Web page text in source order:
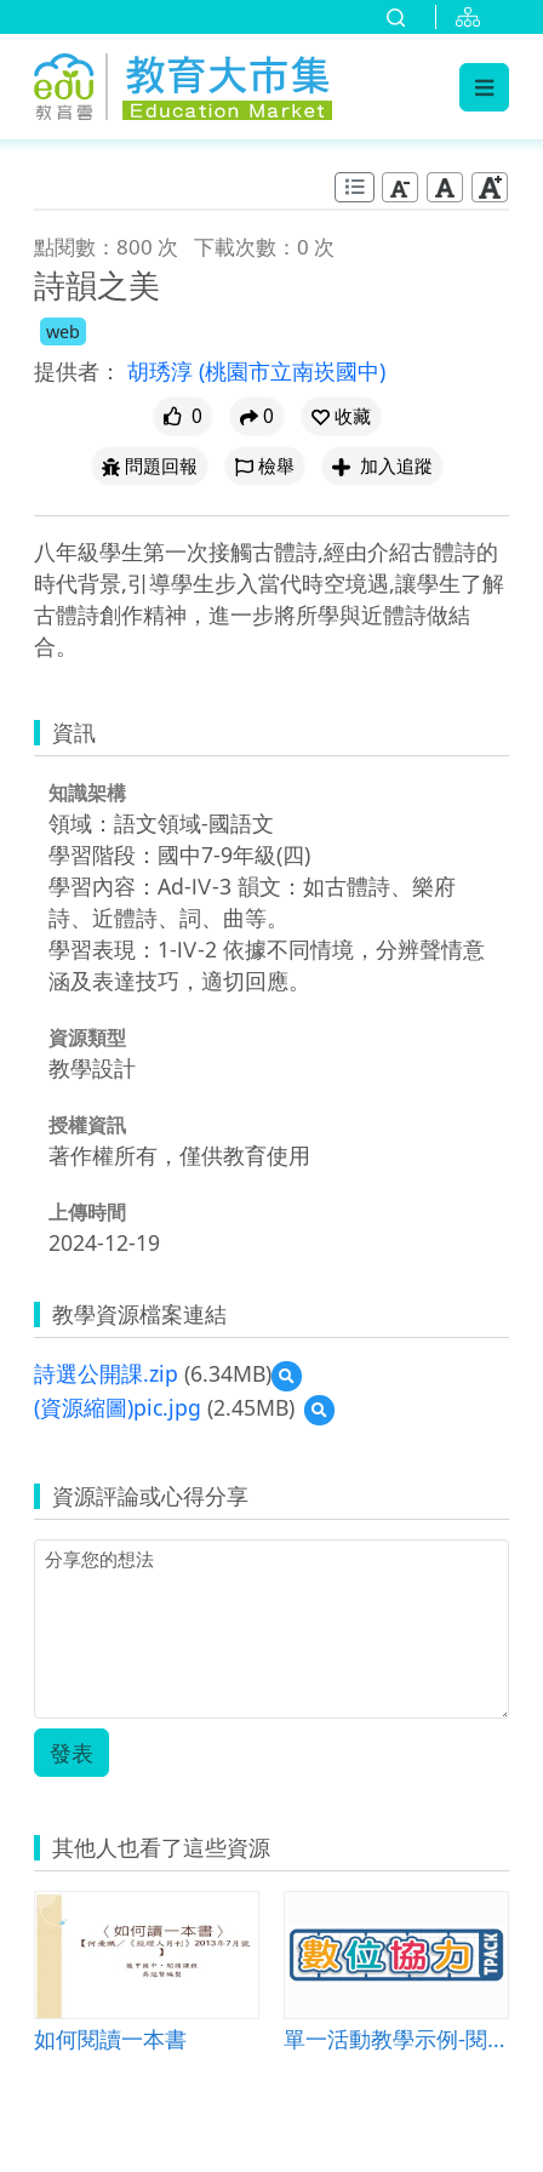
點閱數：800 次 下載次數：0 次
詩韻之美
web
提供者： 胡琇淳 (桃園市立南崁國中)
0 0
收藏
問題回報
檢舉 加入追蹤
八年級學生第一次接觸古體詩,經由介紹古體詩的
時代背景,引導學生步入當代時空境遇,讓學生了解
古體詩創作精神，進一步將所學與近體詩做結
合。
資訊
知識架構
領域：語文領域-國語文
學習階段：國中7-9年級(四)
學習內容：Ad-Ⅳ-3 韻文：如古體詩、樂府
詩、近體詩、詞、曲等。
學習表現：1-Ⅳ-2 依據不同情境，分辨聲情意
涵及表達技巧，適切回應。
資源類型
教學設計
授權資訊
著作權所有，僅供教育使用
上傳時間
2024-12-19
教學資源檔案連結
詩選公開課.zip (6.34MB)
預
覽
詩
(資源縮圖)pic.jpg (2.45MB)
預
覽
圖)pic.jpg
資源評論或心得分享
發表
其他人也看了這些資源
如何閱讀一本書
單一活動教學示例-閱讀SONG讀 002